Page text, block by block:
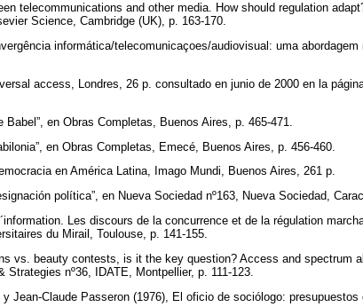
telecommunications and other media. How should regulation
Science, Cambridge (UK), p. 163-170.
informática/telecomunicaçoes/audiovisual: uma
access, Londres, 26 p. consultado en junio de 2000 en la
en Obras Completas, Buenos Aires, p. 465-471.
en Obras Completas, Emecé, Buenos Aires, p. 456-460.
en América Latina, Imago Mundi, Buenos Aires, 261 p.
política”, en Nueva Sociedad nº163, Nueva Sociedad,
Les discours de la concurrence et de la régulation
du Mirail, Toulouse, p. 141-155.
vs. beauty contests, is it the key question? Access and spectrum
nº36, IDATE, Montpellier, p. 111-123.
Jean-Claude Passeron (1976), El oficio de sociólogo: presupuestos